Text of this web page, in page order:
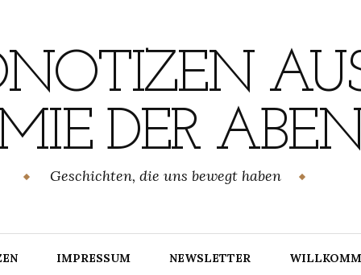
DER
Geschichten, die uns bewegt haben
IMPRESSUM NEWSLETTER